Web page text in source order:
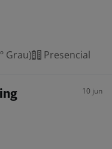
Grau) Presencial
10 jun